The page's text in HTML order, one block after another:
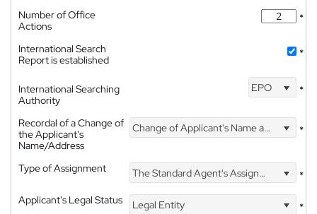
Number of Office
Actions
*
International Search
Report is established
*
International Searching
Authority
EPO *
Recordal of a Change of
the Applicant's
Name/Address
Change of Applicant's Name and Address *
Type of Assignment The Standard Agent's Assignment
*
Applicant's Legal Status
Legal Entity
*